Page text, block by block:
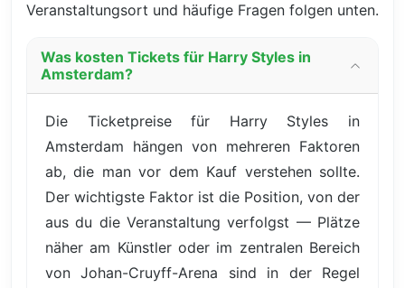
Veranstaltungsort und häufige Fragen folgen unten.
Was kosten Tickets für Harry Styles in
Amsterdam?
Die Ticketpreise für Harry Styles in
Amsterdam hängen von mehreren Faktoren
ab, die man vor dem Kauf verstehen sollte.
Der wichtigste Faktor ist die Position, von der
aus du die Veranstaltung verfolgst — Plätze
näher am Künstler oder im zentralen Bereich
von Johan-Cruyff-Arena sind in der Regel